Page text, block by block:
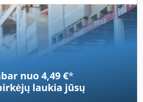
24 mm Working length: 300 -
3 x 170 mm Drive motor: 400 V, 11
I Tjpfx Adhjrf Equipped with 2 shears.
the machine is dismantled and
this reason, a live demonstration or
is not possible. Furthermore, our
representative photos of the best
regret that it is not possible to provide
+++++
nuo 4,49 €*
laukia jūsų